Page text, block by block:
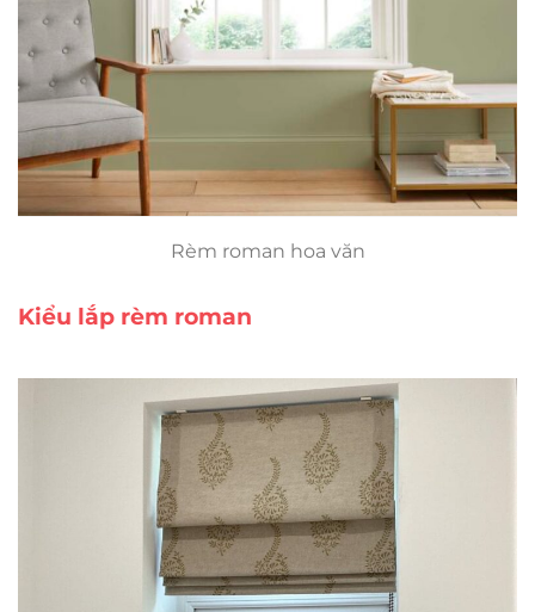
Rèm roman hoa văn
Kiểu lắp rèm roman